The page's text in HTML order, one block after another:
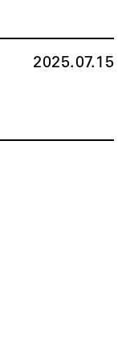
2025.07.15